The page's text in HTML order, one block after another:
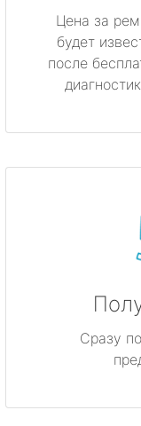
Цена за
будет
после
Сразу